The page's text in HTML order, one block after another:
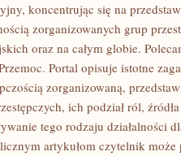
koncentrując się na
zorganizowanych grup
oraz na całym globie.
Portal opisuje istotne
zorganizowaną,
ich podział ról,
tego rodzaju działalności
artykułom czytelnik może